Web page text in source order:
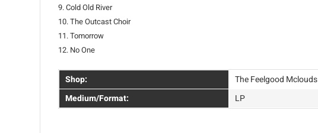
9. Cold Old River
10. The Outcast Choir
11. Tomorrow
12. No One
Shop:
The Feelgood Mclouds
Medium/Format:
LP